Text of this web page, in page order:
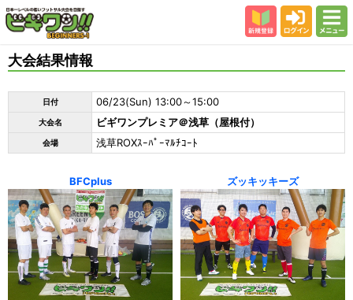
会場
大会結果
よくある質問
参加者の声
大会結果情報
日付 06/23(Sun) 13:00～15:00
大会名 ビギワンプレミア＠浅草（屋根付）
会場 浅草ROXｽｰﾊﾟｰﾏﾙﾁｺｰﾄ
BFCplus ズッキッキーズ